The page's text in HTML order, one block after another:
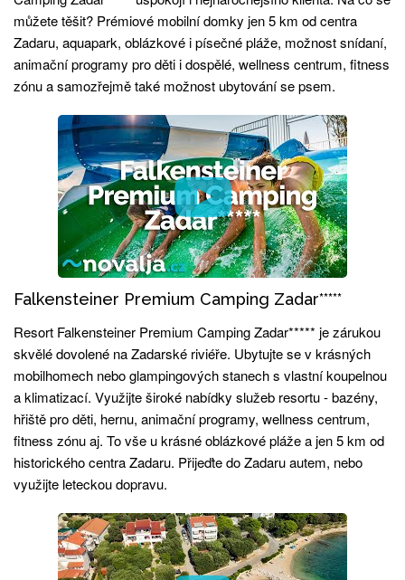
můžete těšit? Prémiové mobilní domky jen 5 km od centra
Zadaru, aquapark, oblázkové i písečné pláže, možnost snídaní,
animační programy pro děti i dospělé, wellness centrum, fitness
zónu a samozřejmě také možnost ubytování se psem.
Falkensteiner Premium Camping Zadar*****
Resort Falkensteiner Premium Camping Zadar***** je zárukou
skvělé dovolené na Zadarské riviéře. Ubytujte se v krásných
mobilhomech nebo glampingových stanech s vlastní koupelnou
a klimatizací. Využijte široké nabídky služeb resortu - bazény,
hřiště pro děti, hernu, animační programy, wellness centrum,
fitness zónu aj. To vše u krásné oblázkové pláže a jen 5 km od
historického centra Zadaru. Přijeďte do Zadaru autem, nebo
využijte leteckou dopravu.